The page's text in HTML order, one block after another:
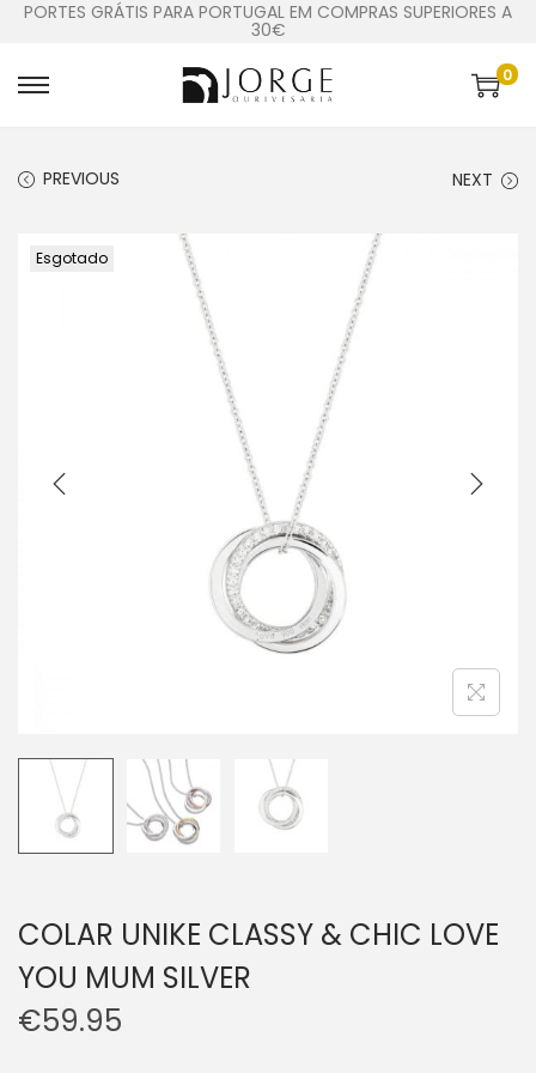
PORTES GRÁTIS PARA PORTUGAL EM COMPRAS SUPERIORES A
30€
0
PREVIOUS NEXT
Esgotado
COLAR UNIKE CLASSY & CHIC LOVE
YOU MUM SILVER
€59.95